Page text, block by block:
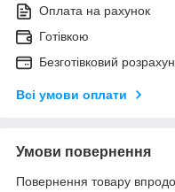
Оплата на рахунок
Готівкою
Безготівковий
Всі умови оплати
Умови повернення
Повернення товару